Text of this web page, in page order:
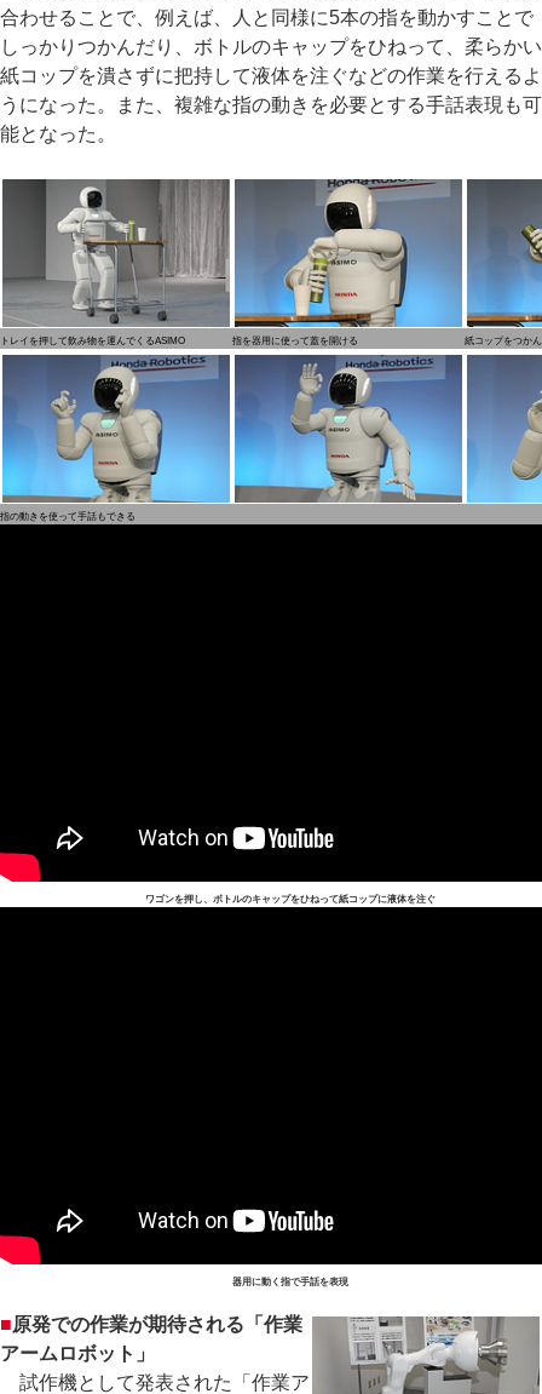
合わせることで、例えば、人と同様に5本の指を動かすことで
しっかりつかんだり、ボトルのキャップをひねって、柔らかい
紙コップを潰さずに把持して液体を注ぐなどの作業を行えるよ
うになった。また、複雑な指の動きを必要とする手話表現も可
能となった。
トレイを押して飲み物を運んでくるASIMO 指を器用に使って蓋を開ける 紙コップをつか
指の動きを使って手話もできる
ワゴンを押し、ボトルのキャップをひねって紙コップに液体を注ぐ
器用に動く指で手話を表現
■原発での作業が期待される「作業
アームロボット」
試作機として発表された「作業ア